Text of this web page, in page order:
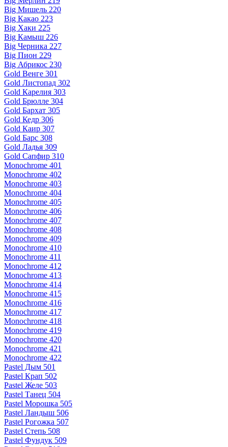
Big Мишель 220
Big Какао 223
Big Хаки 225
Big Камыш 226
Big Черника 227
Big Пион 229
Big Абрикос 230
Gold Венге 301
Gold Листопад 302
Gold Карелия 303
Gold Брюлле 304
Gold Бархат 305
Gold Кедр 306
Gold Каир 307
Gold Барс 308
Gold Ладья 309
Gold Сапфир 310
Monochrome 401
Monochrome 402
Monochrome 403
Monochrome 404
Monochrome 405
Monochrome 406
Monochrome 407
Monochrome 408
Monochrome 409
Monochrome 410
Monochrome 411
Monochrome 412
Monochrome 413
Monochrome 414
Monochrome 415
Monochrome 416
Monochrome 417
Monochrome 418
Monochrome 419
Monochrome 420
Monochrome 421
Monochrome 422
Pastel Дым 501
Pastel Крап 502
Pastel Желе 503
Pastel Танец 504
Pastel Морошка 505
Pastel Ландыш 506
Pastel Рогожка 507
Pastel Степь 508
Pastel Фундук 509